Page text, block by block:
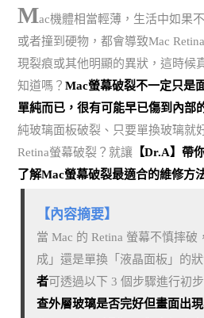
Mac機體相當輕薄，生活中如果
或者撞到硬物，都會導致Mac
現裂痕或其他明顯的異狀，這時候
知道嗎？Mac螢幕破裂不一定只是
單純而已，很有可能早已傷到內部
純玻璃面板破裂、只要單換玻璃就
Retina螢幕破裂？就讓 【Dr.A】帶
了解Mac螢幕破裂最適合的維修方
【內容摘要】
當 Mac 的 Retina 螢幕不慎摔破
成」還是單換「液晶面板」的
者可透過以下 3 個步驟進行初
查外層玻璃是否完好但畫面出